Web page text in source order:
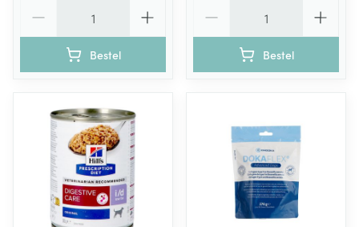
Bestel Bestel